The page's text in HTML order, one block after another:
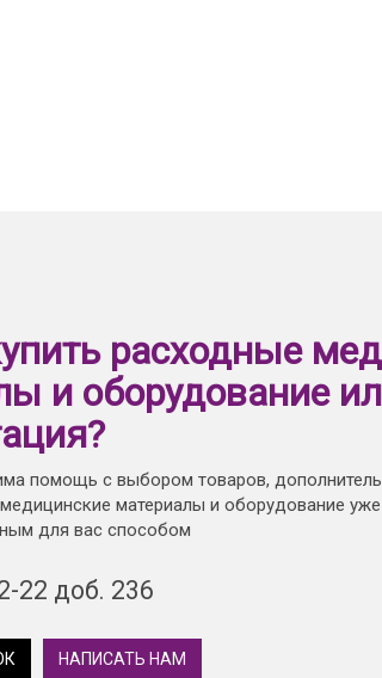
расходные
и оборудование
помощь с выбором товаров,
материалы и оборудование
для вас способом
22 доб. 236
НАПИСАТЬ НАМ